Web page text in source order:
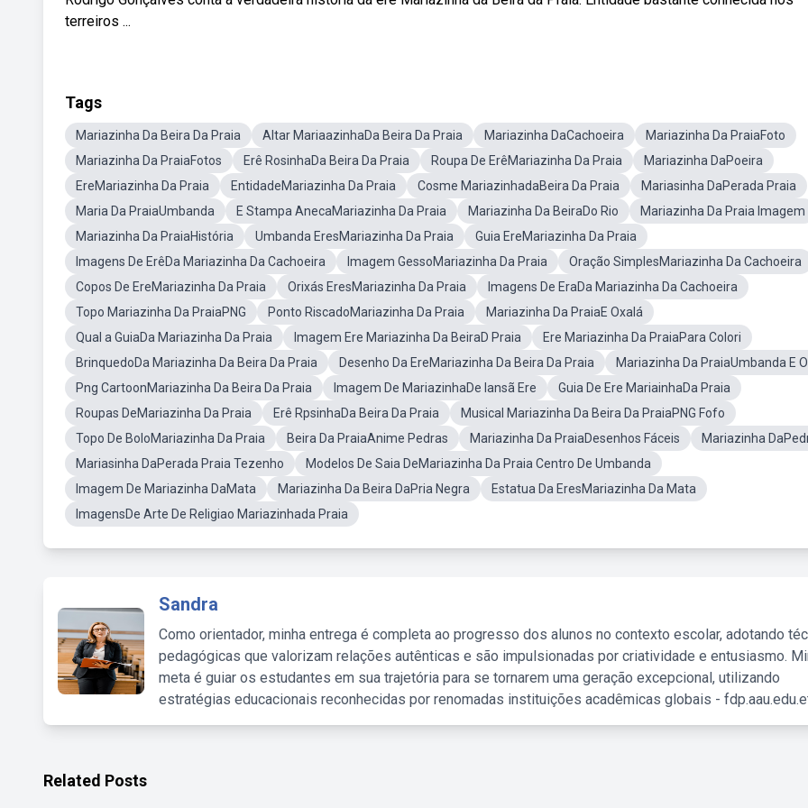
terreiros ...
Tags
Mariazinha Da Beira Da Praia Altar MariaazinhaDa Beira Da Praia Mariazinha DaCachoeira
Mariazinha Da PraiaFoto
Mariazinha Da PraiaFotos
Erê RosinhaDa Beira Da Praia Roupa De ErêMariazinha Da Praia
Mariazinha DaPoeira
EreMariazinha Da Praia
EntidadeMariazinha Da Praia Cosme MariazinhadaBeira Da Praia
Mariasinha DaPerada Praia
Maria Da PraiaUmbanda
E Stampa AnecaMariazinha Da Praia Mariazinha Da BeiraDo Rio
Mariazinha Da Praia Imagem
Mariazinha Da PraiaHistória
Umbanda EresMariazinha Da Praia
Guia EreMariazinha Da Praia
Imagens De ErêDa Mariazinha Da Cachoeira
Imagem GessoMariazinha Da Praia
Oração SimplesMariazinha Da Cachoeira
Copos De EreMariazinha Da Praia
Orixás EresMariazinha Da Praia
Imagens De EraDa Mariazinha Da Cachoeira
Topo Mariazinha Da PraiaPNG
Ponto RiscadoMariazinha Da Praia
Mariazinha Da PraiaE Oxalá
Qual a GuiaDa Mariazinha Da Praia
Imagem Ere Mariazinha Da BeiraD Praia
Ere Mariazinha Da PraiaPara Colori
BrinquedoDa Mariazinha Da Beira Da Praia
Desenho Da EreMariazinha Da Beira Da Praia
Mariazinha Da PraiaUmbanda E
Png CartoonMariazinha Da Beira Da Praia
Imagem De MariazinhaDe Iansã Ere
Guia De Ere MariainhaDa Praia
Roupas DeMariazinha Da Praia
Erê RpsinhaDa Beira Da Praia
Musical Mariazinha Da Beira Da PraiaPNG Fofo
Topo De BoloMariazinha Da Praia
Beira Da PraiaAnime Pedras Mariazinha Da PraiaDesenhos Fáceis
Mariazinha
Mariasinha DaPerada Praia Tezenho
Modelos De Saia DeMariazinha Da Praia Centro De Umbanda
Imagem De Mariazinha DaMata
Mariazinha Da Beira DaPria Negra
Estatua Da EresMariazinha Da Mata
ImagensDe Arte De Religiao Mariazinhada Praia
Sandra
Como orientador, minha entrega é completa ao progresso dos alunos no contexto escolar, adotando
pedagógicas que valorizam relações autênticas e são impulsionadas por criatividade e entusiasmo.
meta é guiar os estudantes em sua trajetória para se tornarem uma geração excepcional, utilizando
estratégias educacionais reconhecidas por renomadas instituições acadêmicas globais -
Related Posts